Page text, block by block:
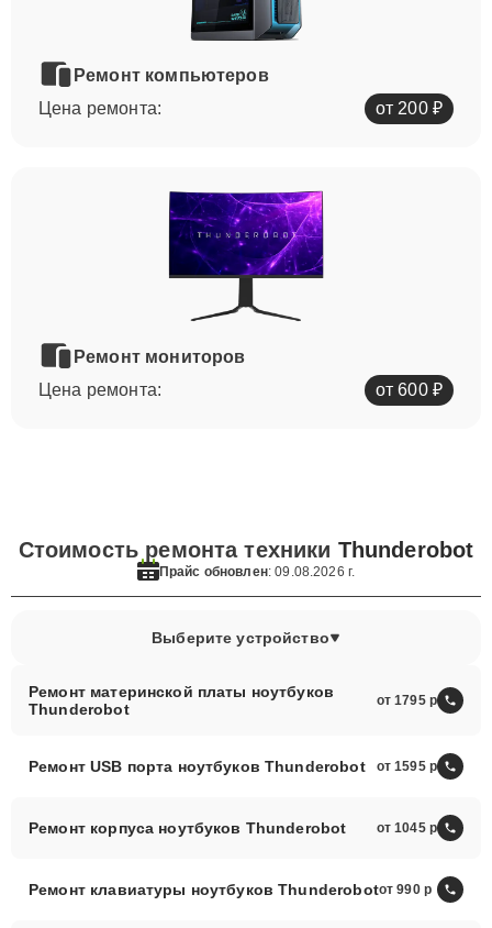
Ремонт компьютеров
Цена ремонта:
от 200 ₽
Ремонт мониторов
Цена ремонта:
от 600 ₽
Стоимость ремонта техники Thunderobot
Прайс обновлен: 09.08.2026 г.
Выберите устройство
Ремонт материнской платы ноутбуков
Thunderobot
от 1795
Ремонт USB порта ноутбуков Thunderobot от 1595
Ремонт корпуса ноутбуков Thunderobot от 1045
Ремонт клавиатуры ноутбуков Thunderobotот 990